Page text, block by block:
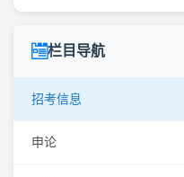
栏目导航
招考信息
申论